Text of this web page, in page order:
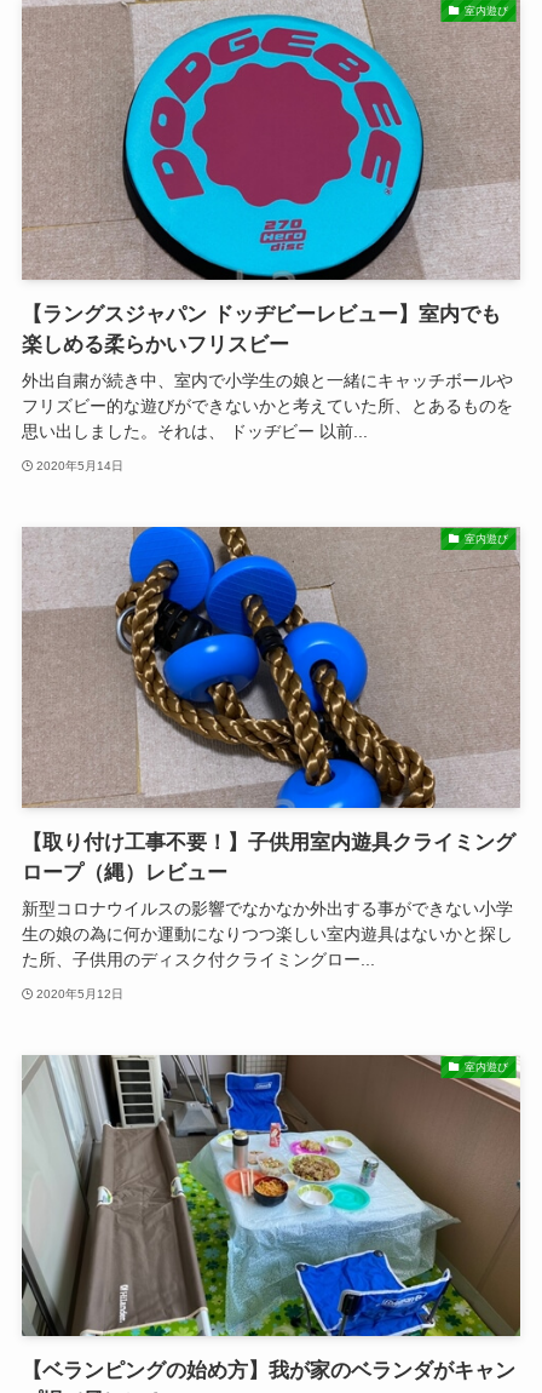
室内遊び
【ラングスジャパン ドッヂビーレビュー】室内でも
楽しめる柔らかいフリスビー
外出自粛が続き中、室内で小学生の娘と一緒にキャッチボールや
フリズビー的な遊びができないかと考えていた所、とあるものを
思い出しました。それは、 ドッヂビー 以前...
2020年5月14日
室内遊び
【取り付け工事不要！】子供用室内遊具クライミング
ロープ（縄）レビュー
新型コロナウイルスの影響でなかなか外出する事ができない小学
生の娘の為に何か運動になりつつ楽しい室内遊具はないかと探し
た所、子供用のディスク付クライミングロー...
2020年5月12日
室内遊び
【ベランピングの始め方】我が家のベランダがキャン